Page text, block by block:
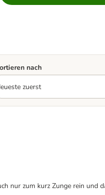
nach
nur zum kurz Zunge rein und